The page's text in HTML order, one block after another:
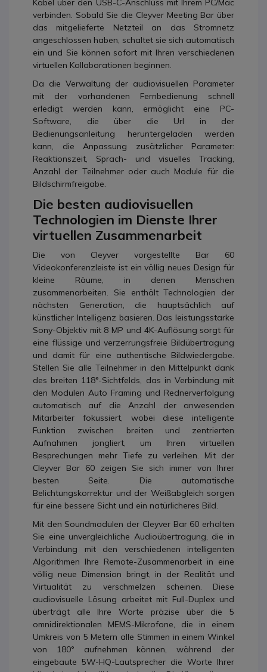
Kabel über den USB-C-Anschluss mit Ihrem PC/Mac
verbinden. Sobald Sie die Cleyver Meeting Bar über
das mitgelieferte Netzteil an das Stromnetz
angeschlossen haben, schaltet sie sich automatisch
ein und Sie können sofort mit Ihren verschiedenen
virtuellen Kollaborationen beginnen.
Da die Verwaltung der audiovisuellen Parameter
mit der vorhandenen Fernbedienung schnell
erledigt werden kann, ermöglicht eine PC-
Software, die über die Url in der
Bedienungsanleitung heruntergeladen werden
kann, die Anpassung zusätzlicher Parameter:
Reaktionszeit, Sprach- und visuelles Tracking,
Anzahl der Teilnehmer oder auch Module für die
Bildschirmfreigabe.
Die besten audiovisuellen
Technologien im Dienste Ihrer
virtuellen Zusammenarbeit
Die von Cleyver vorgestellte Bar 60
Videokonferenzleiste ist ein völlig neues Design für
kleine Räume, in denen Menschen
zusammenarbeiten. Sie enthält Technologien der
nächsten Generation, die hauptsächlich auf
künstlicher Intelligenz basieren. Das leistungsstarke
Sony-Objektiv mit 8 MP und 4K-Auflösung sorgt für
eine flüssige und verzerrungsfreie Bildübertragung
und damit für eine authentische Bildwiedergabe.
Stellen Sie alle Teilnehmer in den Mittelpunkt dank
des breiten 118°-Sichtfelds, das in Verbindung mit
den Modulen Auto Framing und Rednerverfolgung
automatisch auf die Anzahl der anwesenden
Mitarbeiter fokussiert, wobei diese intelligente
Funktion zwischen breiten und zentrierten
Aufnahmen jongliert, um Ihren virtuellen
Besprechungen mehr Tiefe zu verleihen. Mit der
Cleyver Bar 60 zeigen Sie sich immer von Ihrer
besten Seite. Die automatische
Belichtungskorrektur und der Weißabgleich sorgen
für eine bessere Sicht und ein natürlicheres Bild.
Mit den Soundmodulen der Cleyver Bar 60 erhalten
Sie eine unvergleichliche Audioübertragung, die in
Verbindung mit den verschiedenen intelligenten
Algorithmen Ihre Remote-Zusammenarbeit in eine
völlig neue Dimension bringt, in der Realität und
Virtualität zu verschmelzen scheinen. Diese
audiovisuelle Lösung arbeitet mit Full-Duplex und
überträgt alle Ihre Worte präzise über die 5
omnidirektionalen MEMS-Mikrofone, die in einem
Umkreis von 5 Metern alle Stimmen in einem Winkel
von 180° aufnehmen können, während der
eingebaute 5W-HQ-Lautsprecher die Worte Ihrer